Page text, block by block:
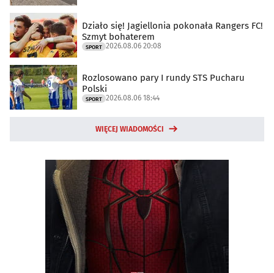
Działo się! Jagiellonia pokonała Rangers FC!
Szmyt bohaterem
SPORT 2026.08.06 20:08
Rozlosowano pary I rundy STS Pucharu
Polski
SPORT 2026.08.06 18:44
WIĘCEJ WIADOMOŚCI